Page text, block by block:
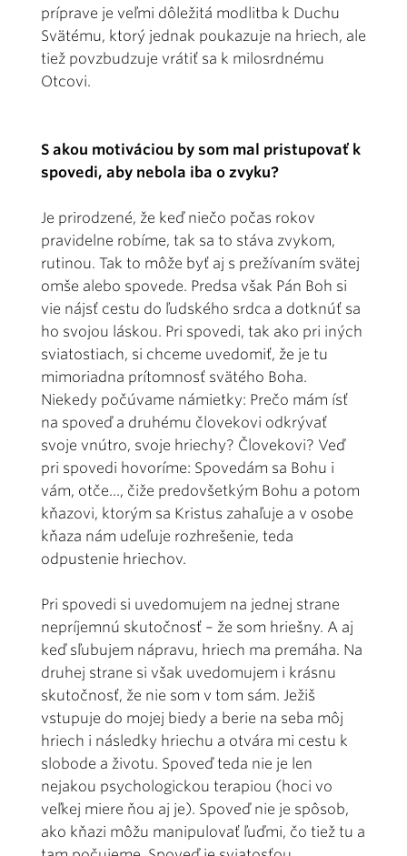
príprave je veľmi dôležitá modlitba k Duchu
Svätému, ktorý jednak poukazuje na hriech, ale
tiež povzbudzuje vrátiť sa k milosrdnému
Otcovi.
S akou motiváciou by som mal pristupovať k
spovedi, aby nebola iba o zvyku?
Je prirodzené, že keď niečo počas rokov
pravidelne robíme, tak sa to stáva zvykom,
rutinou. Tak to môže byť aj s prežívaním svätej
omše alebo spovede. Predsa však Pán Boh si
vie nájsť cestu do ľudského srdca a dotknúť sa
ho svojou láskou. Pri spovedi, tak ako pri iných
sviatostiach, si chceme uvedomiť, že je tu
mimoriadna prítomnosť svätého Boha.
Niekedy počúvame námietky: Prečo mám ísť
na spoveď a druhému človekovi odkrývať
svoje vnútro, svoje hriechy? Človekovi? Veď
pri spovedi hovoríme: Spovedám sa Bohu i
vám, otče..., čiže predovšetkým Bohu a potom
kňazovi, ktorým sa Kristus zahaľuje a v osobe
kňaza nám udeľuje rozhrešenie, teda
odpustenie hriechov.
Pri spovedi si uvedomujem na jednej strane
nepríjemnú skutočnosť – že som hriešny. A aj
keď sľubujem nápravu, hriech ma premáha. Na
druhej strane si však uvedomujem i krásnu
skutočnosť, že nie som v tom sám. Ježiš
vstupuje do mojej biedy a berie na seba môj
hriech i následky hriechu a otvára mi cestu k
slobode a životu. Spoveď teda nie je len
nejakou psychologickou terapiou (hoci vo
veľkej miere ňou aj je). Spoveď nie je spôsob,
ako kňazi môžu manipulovať ľuďmi, čo tiež tu a